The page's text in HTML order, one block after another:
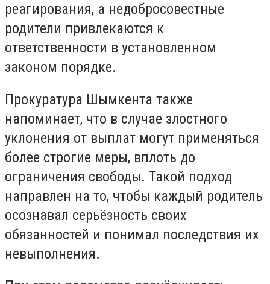
реагирования, а недобросовестные
родители привлекаются к
ответственности в установленном
законом порядке.
Прокуратура Шымкента также
напоминает, что в случае злостного
уклонения от выплат могут применяться
более строгие меры, вплоть до
ограничения свободы. Такой подход
направлен на то, чтобы каждый родитель
осознавал серьёзность своих
обязанностей и понимал последствия их
невыполнения.